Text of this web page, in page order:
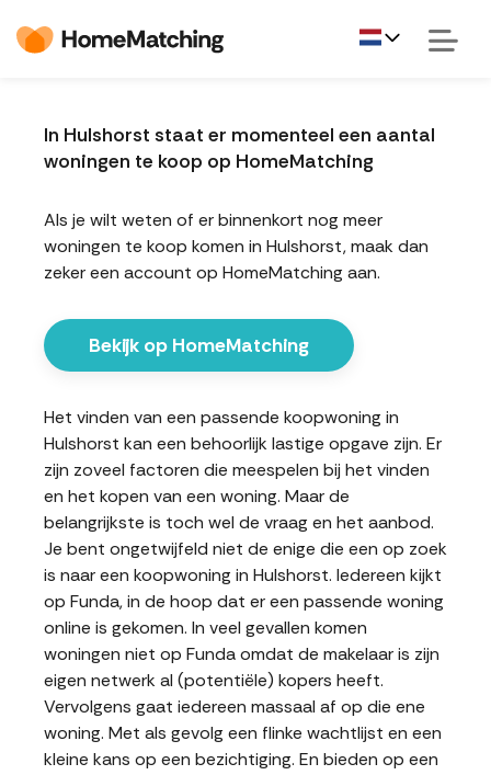
In Hulshorst staat er momenteel een aantal
woningen te koop op HomeMatching
Als je wilt weten of er binnenkort nog meer
woningen te koop komen in Hulshorst, maak dan
zeker een account op HomeMatching aan.
Bekijk op HomeMatching
Het vinden van een passende koopwoning in
Hulshorst kan een behoorlijk lastige opgave zijn. Er
zijn zoveel factoren die meespelen bij het vinden
en het kopen van een woning. Maar de
belangrijkste is toch wel de vraag en het aanbod.
Je bent ongetwijfeld niet de enige die een op zoek
is naar een koopwoning in Hulshorst. Iedereen kijkt
op Funda, in de hoop dat er een passende woning
online is gekomen. In veel gevallen komen
woningen niet op Funda omdat de makelaar is zijn
eigen netwerk al (potentiële) kopers heeft.
Vervolgens gaat iedereen massaal af op die ene
woning. Met als gevolg een flinke wachtlijst en een
kleine kans op een bezichtiging. En bieden op een